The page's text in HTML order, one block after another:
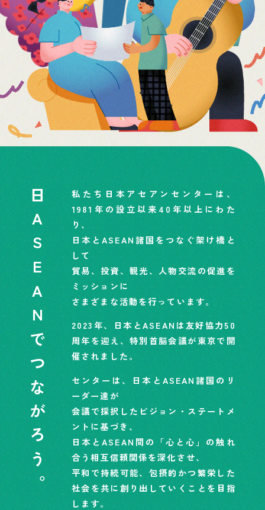
日ASEANでつながろう。
私たち日本アセアンセンターは、
1981年の設立以来40年以上にわた
り、
日本とASEAN諸国をつなぐ架け橋と
して
貿易、投資、観光、人物交流の促進を
ミッションに
さまざまな活動を行っています。
2023年、日本とASEANは友好協力50
周年を迎え、特別首脳会議が東京で開
催されました。
センターは、日本とASEAN諸国のリ
ーダー達が
会議で採択したビジョン・ステートメ
ントに基づき、
日本とASEAN間の「心と心」の触れ
合う相互信頼関係を深化させ、
平和で持続可能、包摂的かつ繁栄した
社会を共に創り出していくことを目指
します。